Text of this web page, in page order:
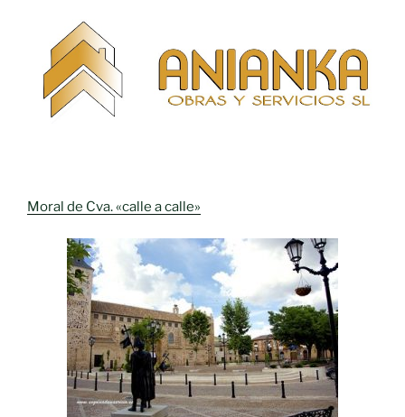
Moral de Cva. «calle a calle»